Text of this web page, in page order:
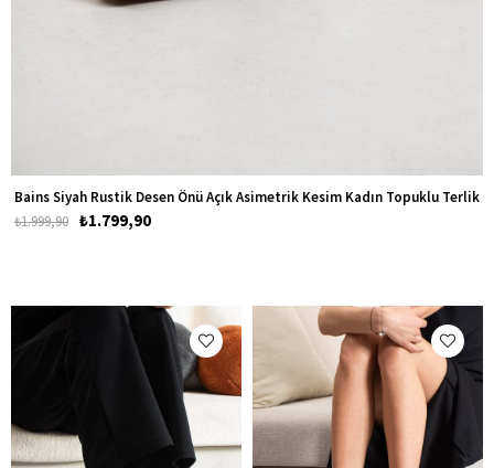
Bains Siyah Rustik Desen Önü Açık Asimetrik Kesim Kadın Topuklu Terlik
₺1.799,90
₺1.999,90